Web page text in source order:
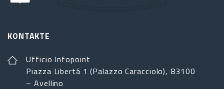
KONTAKTE
Ufficio Infopoint
Piazza Libertá 1 (Palazzo Caracciolo), 83100
– Avellino